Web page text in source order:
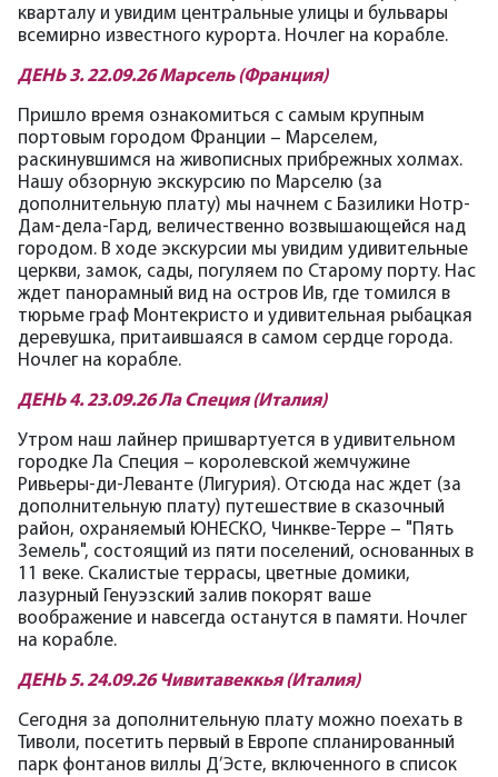
кварталу и увидим центральные улицы и бульвары
всемирно известного курорта. Ночлег на корабле.
ДЕНЬ 3. 22.09.26 Марсель (Франция)
Пришло время ознакомиться с самым крупным
портовым городом Франции – Марселем,
раскинувшимся на живописных прибрежных холмах.
Нашу обзорную экскурсию по Марселю (за
дополнительную плату) мы начнем с Базилики Нотр-
Дам-дела-Гард, величественно возвышающейся над
городом. В ходе экскурсии мы увидим удивительные
церкви, замок, сады, погуляем по Старому порту. Нас
ждет панорамный вид на остров Ив, где томился в
тюрьме граф Монтекристо и удивительная рыбацкая
деревушка, притаившаяся в самом сердце города.
Ночлег на корабле.
ДЕНЬ 4. 23.09.26 Ла Специя (Италия)
Утром наш лайнер пришвартуется в удивительном
городке Ла Специя – королевской жемчужине
Ривьеры-ди-Леванте (Лигурия). Отсюда нас ждет (за
дополнительную плату) путешествие в сказочный
район, охраняемый ЮНЕСКО, Чинкве-Терре – "Пять
Земель", состоящий из пяти поселений, основанных в
11 веке. Скалистые террасы, цветные домики,
лазурный Генуэзский залив покорят ваше
воображение и навсегда останутся в памяти. Ночлег
на корабле.
ДЕНЬ 5. 24.09.26 Чивитавеккья (Италия)
Сегодня за дополнительную плату можно поехать в
Тиволи, посетить первый в Европе спланированный
парк фонтанов виллы Д’Эсте, включенного в список